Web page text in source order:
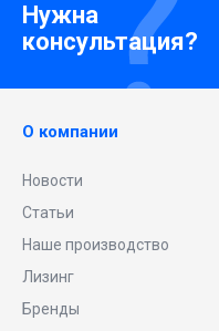
Нужна
консультация?
О компании
Новости
Статьи
Наше производство
Лизинг
Бренды